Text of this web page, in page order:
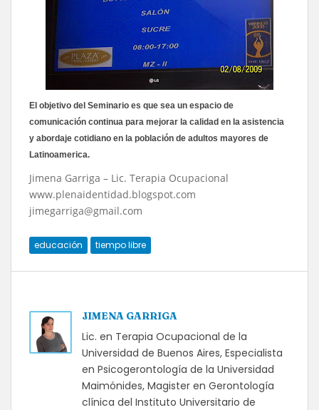
El objetivo del Seminario es que sea un espacio de
comunicación continua para mejorar la calidad en la asistencia
y abordaje cotidiano en la población de adultos mayores de
Latinoamerica.
Jimena Garriga – Lic. Terapia Ocupacional
www.plenaidentidad.blogspot.com
jimegarriga@gmail.com
educación tiempo libre
JIMENA GARRIGA
Lic. en Terapia Ocupacional de la
Universidad de Buenos Aires, Especialista
en Psicogerontología de la Universidad
Maimónides, Magister en Gerontología
clínica del Instituto Universitario de